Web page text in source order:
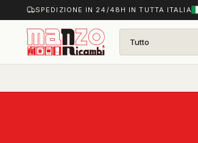
SPEDIZIONE IN 24/48H IN TUTTA ITALIA
Tutto